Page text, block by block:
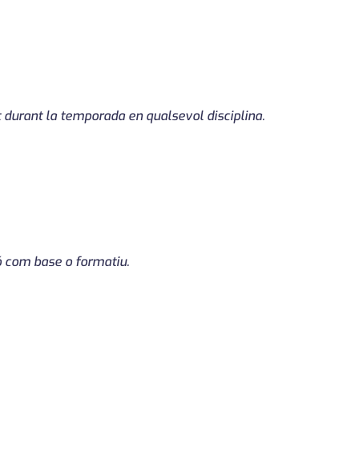
la temporada en qualsevol disciplina.
com base o formatiu.